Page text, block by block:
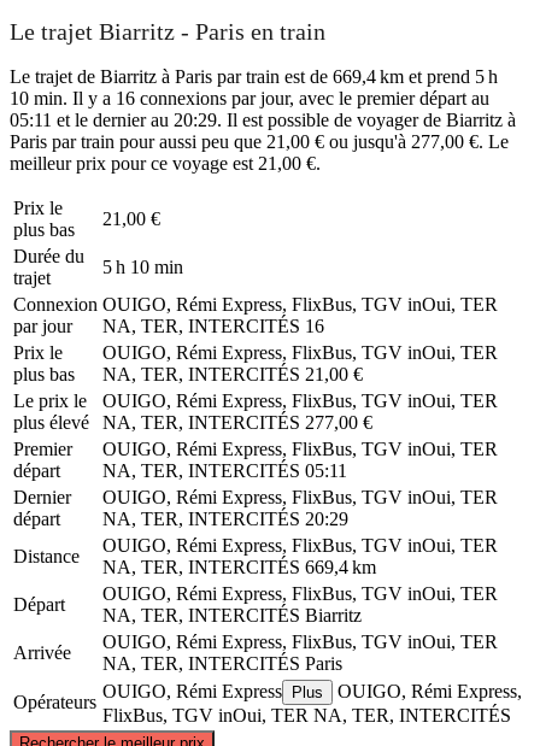
Le trajet Biarritz - Paris en train
Le trajet de Biarritz à Paris par train est de 669,4 km et prend 5 h
10 min. Il y a 16 connexions par jour, avec le premier départ au
05:11 et le dernier au 20:29. Il est possible de voyager de Biarritz à
Paris par train pour aussi peu que 21,00 € ou jusqu'à 277,00 €. Le
meilleur prix pour ce voyage est 21,00 €.
Prix ​​le
plus bas
21,00 €
Durée du
trajet
5 h 10 min
Connexion
par jour
OUIGO, Rémi Express, FlixBus, TGV inOui, TER
NA, TER, INTERCITÉS 16
Prix ​​le
plus bas
OUIGO, Rémi Express, FlixBus, TGV inOui, TER
NA, TER, INTERCITÉS 21,00 €
Le prix le
plus élevé
OUIGO, Rémi Express, FlixBus, TGV inOui, TER
NA, TER, INTERCITÉS 277,00 €
Premier
départ
OUIGO, Rémi Express, FlixBus, TGV inOui, TER
NA, TER, INTERCITÉS 05:11
Dernier
départ
OUIGO, Rémi Express, FlixBus, TGV inOui, TER
NA, TER, INTERCITÉS 20:29
Distance
OUIGO, Rémi Express, FlixBus, TGV inOui, TER
NA, TER, INTERCITÉS 669,4 km
Départ
OUIGO, Rémi Express, FlixBus, TGV inOui, TER
NA, TER, INTERCITÉS Biarritz
Arrivée
OUIGO, Rémi Express, FlixBus, TGV inOui, TER
NA, TER, INTERCITÉS Paris
Opérateurs
OUIGO, Rémi Express Plus
OUIGO, Rémi Express,
FlixBus, TGV inOui, TER NA, TER, INTERCITÉS
©CARTO, © OpenStreetMapcontributors